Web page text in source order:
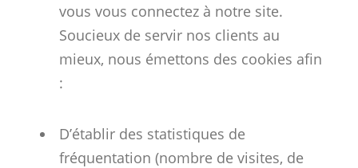
vous vous connectez à notre site.
Soucieux de servir nos clients au
mieux, nous émettons des cookies afin
:
D’établir des statistiques de
fréquentation (nombre de visites, de